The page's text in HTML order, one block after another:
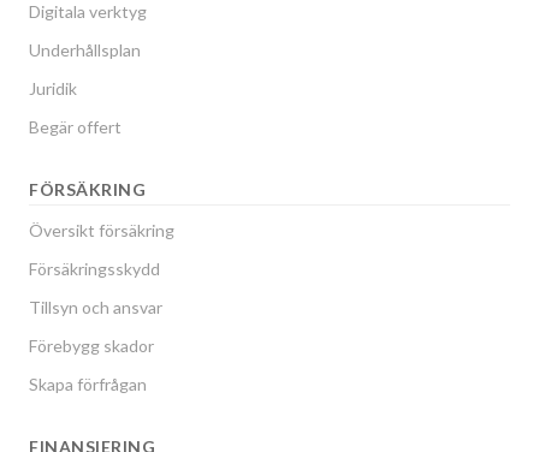
Digitala verktyg
Underhållsplan
Juridik
Begär offert
FÖRSÄKRING
Översikt försäkring
Försäkringsskydd
Tillsyn och ansvar
Förebygg skador
Skapa förfrågan
FINANSIERING